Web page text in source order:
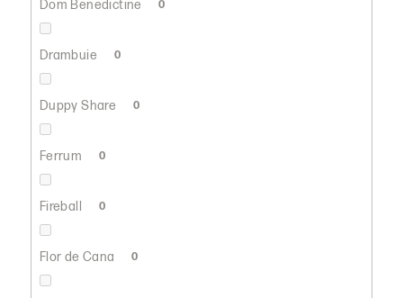
Dom Benedictine 0
Drambuie 0
Duppy Share 0
Ferrum 0
Fireball 0
Flor de Cana 0